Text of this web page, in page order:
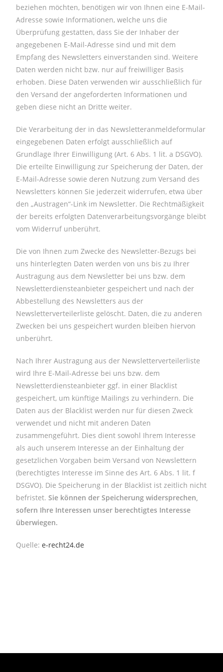
beziehen möchten, benötigen wir von Ihnen eine E-Mail-
Adresse sowie Informationen, welche uns die
Überprüfung gestatten, dass Sie der Inhaber der
angegebenen E-Mail-Adresse sind und mit dem
Empfang des Newsletters einverstanden sind. Weitere
Daten werden nicht bzw. nur auf freiwilliger Basis
erhoben. Diese Daten verwenden wir ausschließlich für
den Versand der angeforderten Informationen und
geben diese nicht an Dritte weiter.
Die Verarbeitung der in das Newsletteranmeldeformular
eingegebenen Daten erfolgt ausschließlich auf
Grundlage Ihrer Einwilligung (Art. 6 Abs. 1 lit. a DSGVO).
Die erteilte Einwilligung zur Speicherung der Daten, der
E-Mail-Adresse sowie deren Nutzung zum Versand des
Newsletters können Sie jederzeit widerrufen, etwa über
den „Austragen“-Link im Newsletter. Die Rechtmäßigkeit
der bereits erfolgten Datenverarbeitungsvorgänge bleibt
vom Widerruf unberührt.
Die von Ihnen zum Zwecke des Newsletter-Bezugs bei
uns hinterlegten Daten werden von uns bis zu Ihrer
Austragung aus dem Newsletter bei uns bzw. dem
Newsletterdiensteanbieter gespeichert und nach der
Abbestellung des Newsletters aus der
Newsletterverteilerliste gelöscht. Daten, die zu anderen
Zwecken bei uns gespeichert wurden bleiben hiervon
unberührt.
Nach Ihrer Austragung aus der Newsletterverteilerliste
wird Ihre E-Mail-Adresse bei uns bzw. dem
Newsletterdiensteanbieter ggf. in einer Blacklist
gespeichert, um künftige Mailings zu verhindern. Die
Daten aus der Blacklist werden nur für diesen Zweck
verwendet und nicht mit anderen Daten
zusammengeführt. Dies dient sowohl Ihrem Interesse
als auch unserem Interesse an der Einhaltung der
gesetzlichen Vorgaben beim Versand von Newslettern
(berechtigtes Interesse im Sinne des Art. 6 Abs. 1 lit. f
DSGVO). Die Speicherung in der Blacklist ist zeitlich nicht
befristet.Sie können der Speicherung widersprechen,
sofern Ihre Interessen unser berechtigtes Interesse
überwiegen.
Quelle:e-recht24.de